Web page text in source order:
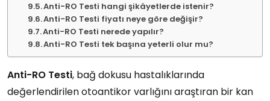
Anti-RO Testi hangi şikâyetlerde istenir?
Anti-RO Testi fiyatı neye göre değişir?
Anti-RO Testi nerede yapılır?
Anti-RO Testi tek başına yeterli olur mu?
Anti-RO Testi, bağ dokusu hastalıklarında
değerlendirilen otoantikor varlığını araştıran bir kan